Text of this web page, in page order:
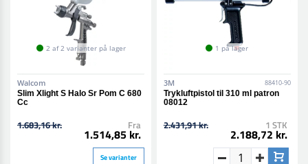
2 af 2 varianter på lager
Walcom
Slim Xlight S Halo Sr Pom C 680
Cc
1.683,16 kr. Fra
1.514,85 kr.
Se varianter
1 på lager
3M 88410-90
Trykluftpistol til 310 ml patron
08012
2.431,91 kr. 1 STK
2.188,72 kr.